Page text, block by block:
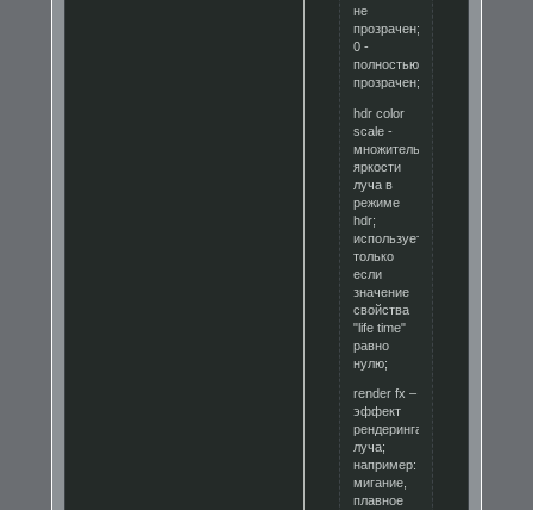
не
прозрачен;
0 -
полностью
прозрачен;
hdr color
scale -
множитель
яркости
луча в
режиме
hdr;
используется
только
если
значение
свойства
"life time"
равно
нулю;
render fx –
эффект
рендеринга
луча;
например:
мигание,
плавное